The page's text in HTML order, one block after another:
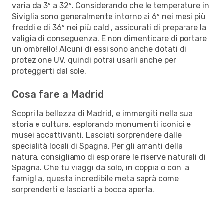
varia da 3º a 32º. Considerando che le temperature in
Siviglia sono generalmente intorno ai 6º nei mesi più
freddi e di 36º nei più caldi, assicurati di preparare la
valigia di conseguenza. E non dimenticare di portare
un ombrello! Alcuni di essi sono anche dotati di
protezione UV, quindi potrai usarli anche per
proteggerti dal sole.
Cosa fare a Madrid
Scopri la bellezza di Madrid, e immergiti nella sua
storia e cultura, esplorando monumenti iconici e
musei accattivanti. Lasciati sorprendere dalle
specialità locali di Spagna. Per gli amanti della
natura, consigliamo di esplorare le riserve naturali di
Spagna. Che tu viaggi da solo, in coppia o con la
famiglia, questa incredibile meta saprà come
sorprenderti e lasciarti a bocca aperta.